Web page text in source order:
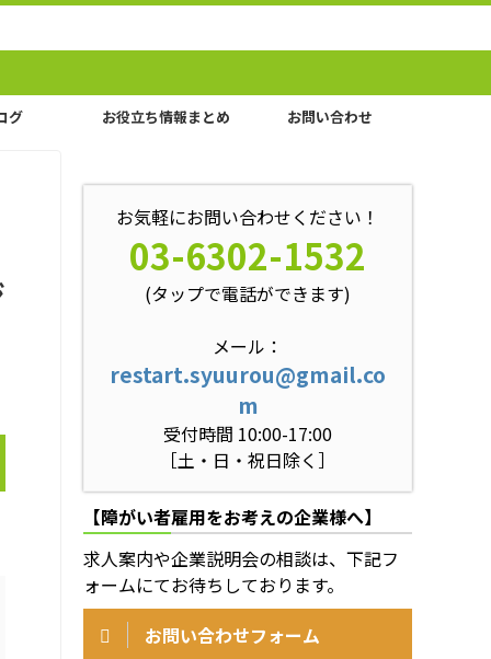
グ お役立ち情報まとめ お問い合わせ
お気軽にお問い合わせください！
03-6302-1532
(タップで電話ができます)
メール：
restart.syuurou@gmail.co
m
受付時間 10:00-17:00
［土・日・祝日除く］
【障がい者雇用をお考えの企業様へ】
求人案内や企業説明会の相談は、下記フ
ォームにてお待ちしております。
お問い合わせフォーム